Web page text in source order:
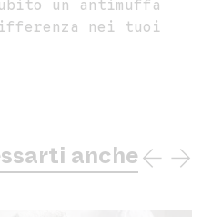
un antimuffa
nei tuoi
anche